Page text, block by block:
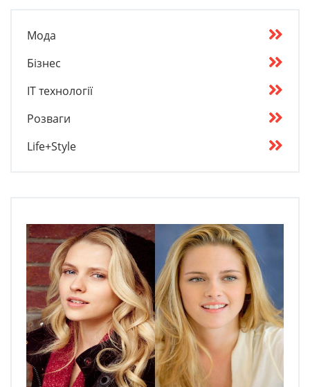
Мода
Бізнес
IT технології
Розваги
Life+Style